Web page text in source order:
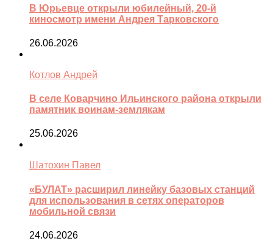
В Юрьевце открыли юбилейный, 20-й
киносмотр имени Андрея Тарковского
26.06.2026
Котлов Андрей
В селе Коварчино Ильинского района открыли
памятник воинам-землякам
25.06.2026
Шатохин Павел
«БУЛАТ» расширил линейку базовых станций
для использования в сетях операторов
мобильной связи
24.06.2026